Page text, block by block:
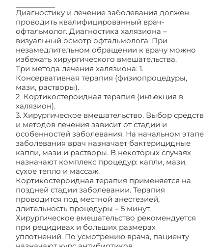
Диагностику и лечение заболевания должен
проводить квалифицированный врач-
офтальмолог. Диагностика халязиона –
визуальный осмотр офтальмолога. При
незамедлительном обращении к врачу можно
избежать хирургического вмешательства.
Три метода лечения халязиона: 1.
Консервативная терапия (физиопроцедуры,
мази, растворы).
2. Кортикостероидная терапия (инъекция в
халязион).
3. Хирургическое вмешательство. Выбор средств
и методов лечения зависит от стадии и
особенностей заболевания. На начальном этапе
заболевания врач назначает бактерицидные
капли, мази и растворы. В некоторых случаях
назначают комплекс процедур: капли, мази,
сухое тепло и массаж.
Кортикостероидная терапия применяется на
поздней стадии заболевании. Терапия
проводится под местной анестезией,
длительность процедуры – 5 минут.
Хирургическое вмешательство рекомендуется
при рецидивах и больших размерах
уплотнений. По усмотрению врача, пациенту